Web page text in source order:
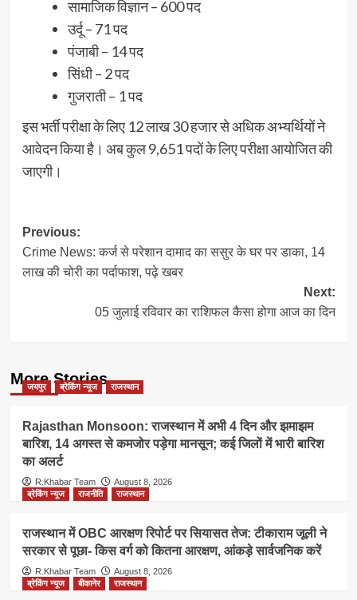
सामाजिक विज्ञान – 600 पद
उर्दू – 71 पद
पंजाबी – 14 पद
सिंधी – 2 पद
गुजराती – 1 पद
इस भर्ती परीक्षा के लिए 12 लाख 30 हजार से अधिक अभ्यर्थियों ने
आवेदन किया है। अब कुल 9,651 पदों के लिए परीक्षा आयोजित की
जाएगी।
Post
navigation
Previous:
Crime News: कर्ज से परेशान दामाद का ससुर के घर पर डाका, 14
लाख की चोरी का पर्दाफाश, पढ़े खबर
Next:
05 जुलाई रविवार का राशिफल कैसा होगा आज का दिन
More Stories
जयपुर ब्रेकिंग न्यूज राजस्थान
Rajasthan Monsoon: राजस्थान में अभी 4 दिन और झमाझम
बारिश, 14 अगस्त से कमजोर पड़ेगा मानसून; कई जिलों में भारी बारिश
का अलर्ट
R.Khabar Team
August 8, 2026
ब्रेकिंग न्यूज
राजनीति राजस्थान
राजस्थान में OBC आरक्षण रिपोर्ट पर सियासत तेज: टीकाराम जूली ने
सरकार से पूछा- किस वर्ग को कितना आरक्षण, आंकड़े सार्वजनिक करें
R.Khabar Team
August 8, 2026
ब्रेकिंग न्यूज
बीकानेर राजस्थान